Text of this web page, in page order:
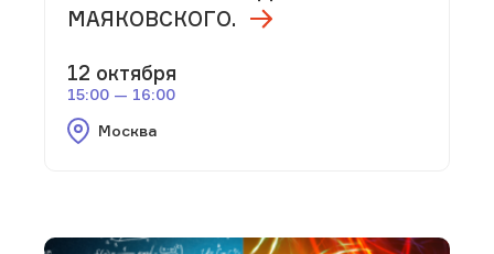
МАЯКОВСКОГО.
12 октября
15:00 — 16:00
Москва